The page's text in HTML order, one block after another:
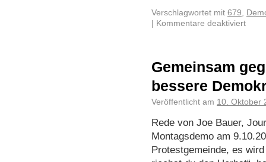
Verschlagwortet mit 679,
Kommentare deaktiviert
Gemeinsam
bessere
Veröffentlicht am 10. Oktober
Rede von Joe Bauer,
Montagsdemo am
Protestgemeinde, es